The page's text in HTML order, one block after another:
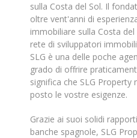
sulla Costa del Sol. Il
oltre vent'anni di
immobiliare sulla Costa
rete di sviluppatori
SLG è una delle poche
grado di offrire
significa che SLG
posto le vostre esigenze.
Grazie ai suoi solidi
banche spagnole, SLG